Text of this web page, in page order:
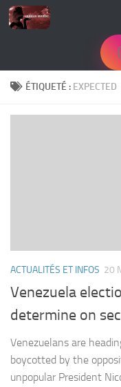
Skip to content
ÉTIQUETÉ : EXPECTED
ACTUALITÉS ET INFOS 20
Venezuela
determine on
Venezuelans are
boycotted by the
unpopular President